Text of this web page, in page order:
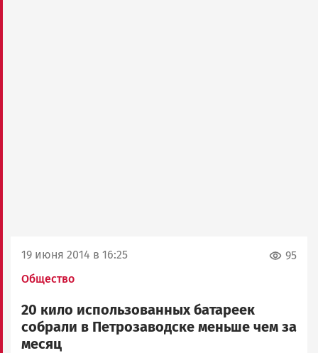
19 июня 2014 в 16:25
Общество
95
20 кило использованных батареек
собрали в Петрозаводске меньше чем за
месяц